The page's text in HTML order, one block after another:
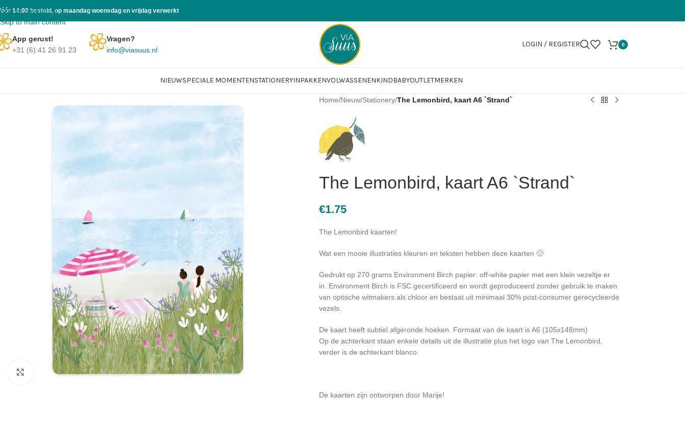
Skip to navigation
Skip to main content
14:00 besteld, op maandag woensdag en vrijdag verwerkt
App gerust!
+31 (6) 41 26 91 23
Vragen?
info@viasuus.nl
LOGIN / REGISTER 0
NIEUWSPECIALE MOMENTENSTATIONERYINPAKKENVOLWASSENENKINDBABYOUTLETMERKEN
Click to enlarge
Home/Nieuw/Stationery/The Lemonbird, kaart A6 `Strand`
The Lemonbird, kaart A6 `Strand`
€1.75
The Lemonbird kaarten!
Wat een mooie illustraties kleuren en teksten hebben deze kaarten 🙂
Gedrukt op 270 grams Environment Birch papier: off-white papier met een klein vezeltje er
in. Environment Birch is FSC gecertificeerd en wordt geproduceerd zonder gebruik te maken
van optische witmakers als chloor en bestaat uit minimaal 30% post-consumer gerecycleerde
vezels.
De kaart heeft subtiel afgeronde hoeken. Formaat van de kaart is A6 (105x148mm)
Op de achterkant staan enkele details uit de illustratie plus het logo van The Lemonbird,
verder is de achterkant blanco.
De kaarten zijn ontworpen door Marije!